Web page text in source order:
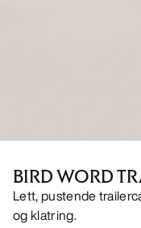
BIRD WORD
Lett, pustende
og klatring.